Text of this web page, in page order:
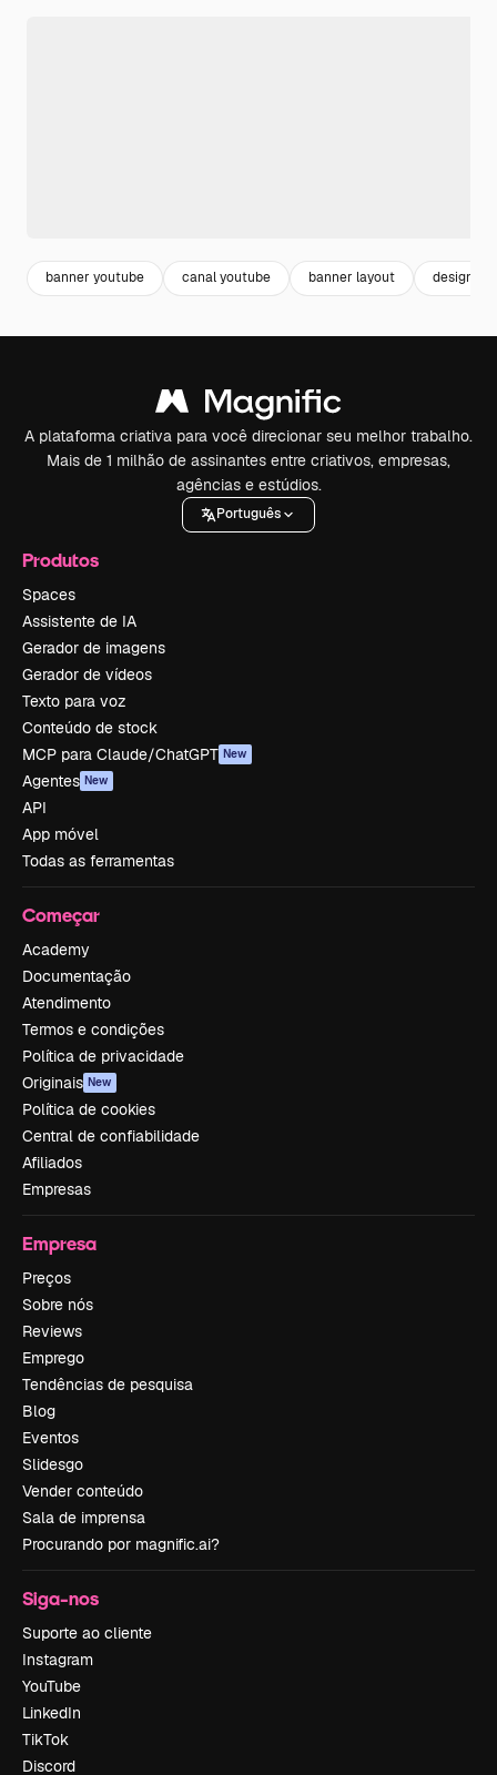
banner youtube canal youtube banner layout design
A plataforma criativa para você direcionar seu melhor trabalho.
Mais de 1 milhão de assinantes entre criativos, empresas,
agências e estúdios.
Português
Produtos
Spaces
Assistente de IA
Gerador de imagens
Gerador de vídeos
Texto para voz
Conteúdo de stock
MCP para Claude/ChatGPT New
Agentes New
API
App móvel
Todas as ferramentas
Começar
Academy
Documentação
Atendimento
Termos e condições
Política de privacidade
Originais New
Política de cookies
Central de confiabilidade
Afiliados
Empresas
Empresa
Preços
Sobre nós
Reviews
Emprego
Tendências de pesquisa
Blog
Eventos
Slidesgo
Vender conteúdo
Sala de imprensa
Procurando por magnific.ai?
Siga-nos
Suporte ao cliente
Instagram
YouTube
LinkedIn
TikTok
Discord